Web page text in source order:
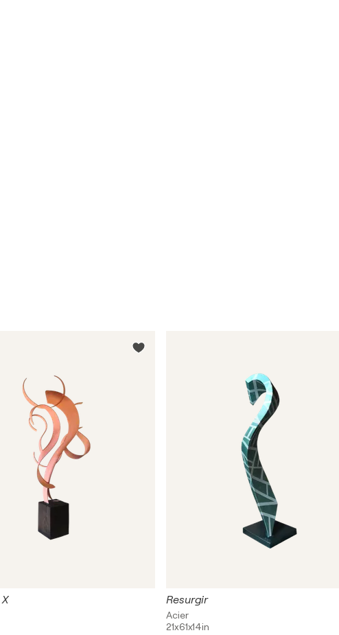
Resurgir
Acier
21x61x14in